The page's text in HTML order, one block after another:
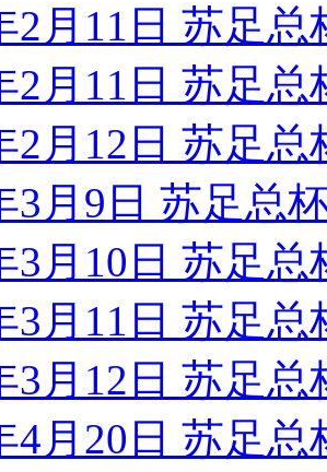
2月11日 苏足
2月11日 苏足
2月12日 苏足
3月9日 苏足总
3月10日 苏足
3月11日 苏足
3月12日 苏足
4月20日 苏足